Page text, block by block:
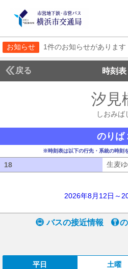
お知らせ 1件のお知らせがあります
戻る 時刻表
汐見
しおみば
のりば
※時刻表は以下の行先・系統の時刻
18 生麦
2026年8月12日～
バスの接近情報
平日 土曜